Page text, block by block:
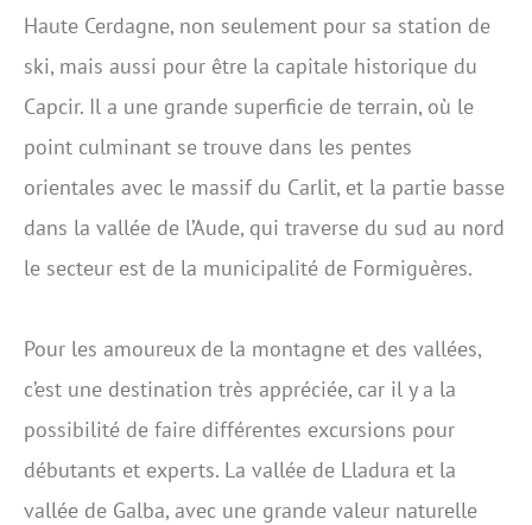
Haute Cerdagne, non seulement pour sa station de
ski, mais aussi pour être la capitale historique du
Capcir. Il a une grande superficie de terrain, où le
point culminant se trouve dans les pentes
orientales avec le massif du Carlit, et la partie basse
dans la vallée de l’Aude, qui traverse du sud au nord
le secteur est de la municipalité de Formiguères.
Pour les amoureux de la montagne et des vallées,
c’est une destination très appréciée, car il y a la
possibilité de faire différentes excursions pour
débutants et experts. La vallée de Lladura et la
vallée de Galba, avec une grande valeur naturelle